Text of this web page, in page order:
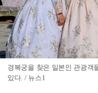
경복궁을 찾은 일본인 관광객
있다. / 뉴스1